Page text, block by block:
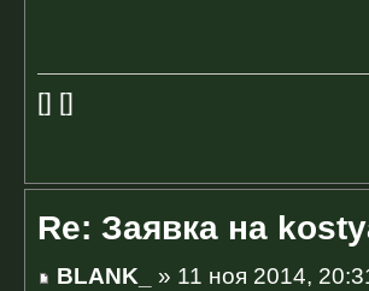
[] []
Re: Заявка на
BLANK_ » 11 ноя 2014,